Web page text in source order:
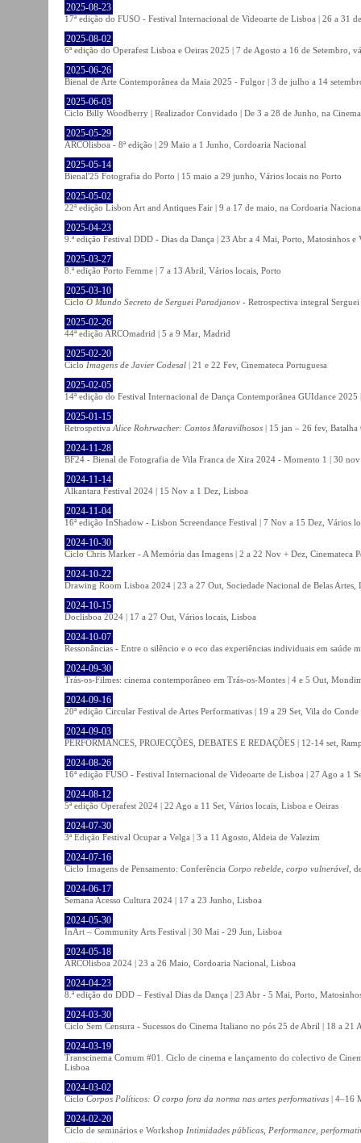
2025-08-23
17ª edição do FUSO - Festival Internacional de Videoarte de Lisboa | 26 a 31
2025-08-02
6ª edição do Operafest Lisboa e Oeiras 2025 | 7 de Agosto a 16 de Setembro,
2025-06-26
Bienal de Arte Contemporânea da Maia 2025 - Fulgor | 3 de julho a 14
2025-06-03
Ciclo Billy Woodberry | Realizador Convidado | De 3 a 28 de Junho, na
2025-05-29
ARCOlisboa - 8ª edição | 29 Maio a 1 Junho, Cordoaria Nacional
2025-05-14
Bienal'25 Fotografia do Porto | 15 maio a 29 junho, Vários locais no Porto
2025-05-02
22ª edição Lisbon Art and Antiques Fair | 9 a 17 de maio, na Cordoaria
2025-04-23
9.ª edição Festival DDD - Dias da Dança | 23 Abr a 4 Mai, Porto, Matosinhos e
2025-03-27
8.ª edição Porto Femme | 7 a 13 Abril, Vários locais, Porto
2025-03-10
Ciclo O Mundo Secreto de Serguei Paradjanov - Retrospectiva integral
2025-02-26
44ª edição ARCOmadrid | 5 a 9 Mar, Madrid
2025-02-20
Ciclo Imagens de Javier Codesal | 21 e 22 Fev, Cinemateca Portuguesa
2025-02-05
14ª edição do Festival Internacional de Dança Contemporânea GUIdance 2025
2025-01-15
Retrospetiva Alice Rohrwacher: Contos Maravilhosos | 15 jan – 26 fev, Batalha
2024-11-28
BF24 - Bienal de Fotografia de Vila Franca de Xira 2024 - Momento 1 | 30
2024-11-14
Alkantara Festival 2024 | 15 Nov a 1 Dez, Lisboa
2024-11-04
16ª edição InShadow - Lisbon Screendance Festival | 7 Nov a 15 Dez, Vários
2024-10-30
Ciclo Chris Marker - A Memória das Imagens | 2 a 22 Nov + Dez, Cinemateca
2024-10-22
Drawing Room Lisboa 2024 | 23 a 27 Out, Sociedade Nacional de Belas Artes,
2024-10-15
Doclisboa 2024 | 17 a 27 Out, Vários locais, Lisboa
2024-10-07
Ressonâncias - Entre o silêncio e o eco das experiências individuais em
2024-09-30
Trás-os-Filmes: cinema contemporâneo em Trás-os-Montes | 4 e 5 Out,
2024-09-16
20ª edição Circular Festival de Artes Performativas | 19 a 29 Set, Vila do Conde
2024-09-03
PERFORMANCES, PROJECÇÕES, DEBATES E REDAÇÕES | 12-14 set,
2024-08-26
16ª edição FUSO - Festival Internacional de Videoarte de Lisboa | 27 Ago a 1
2024-08-12
5ª edição Operafest 2024 | 22 Ago a 11 Set, Vários locais, Lisboa e Oeiras
2024-07-30
3ª Edição Festival Ocupar a Velga | 3 a 11 Agosto, Aldeia de Valezim
2024-07-16
Ciclo Imagens de Pensamento: Conferência Corpo rebelde, corpo vulnerável ,
2024-06-17
Semana Acesso Cultura 2024 | 17 a 23 Junho, Lisboa
2024-05-30
InArt – Community Arts Festival | 30 Mai - 29 Jun, Lisboa
2024-05-18
ARCOlisboa 2024 | 23 a 26 Maio, Cordoaria Nacional, Lisboa
2024-04-23
8.ª edição do DDD – Festival Dias da Dança | 23 Abr - 5 Mai, Porto,
2024-03-30
Ciclo Sem Censura - Sucessos do Cinema Italiano no pós 25 de Abril | 18 a
2024-03-19
Transcinema Comum #01. Ciclo de cinema e lançamento do colectivo de
Lisboa
2024-03-02
Ciclo Corpos Políticos: O corpo fora da norma nas artes performativas | 4–16
2024-02-20
Ciclo de seminários e Workshop Intimidades públicas, Performance,